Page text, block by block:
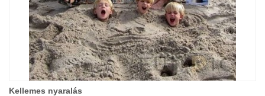
Kellemes nyaralás